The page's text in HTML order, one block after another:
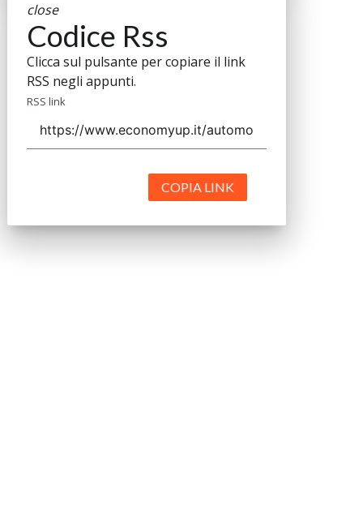
close
Codice Rss
Clicca sul pulsante per copiare il link
RSS negli appunti.
RSS link
COPIA LINK